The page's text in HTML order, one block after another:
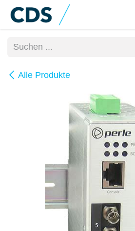
Zum Inhalt springen
Alle Produkte